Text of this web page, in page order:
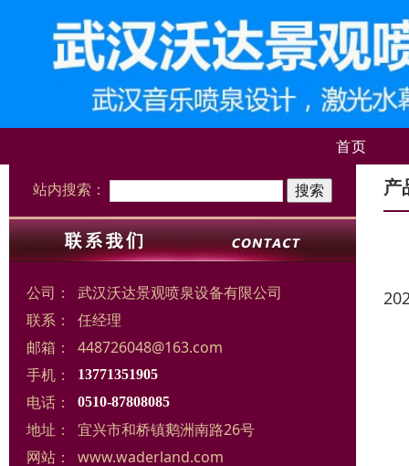
首页
站内搜索：
公司：
武汉沃达景观喷泉设备有限公司
联系：
任经理
邮箱：
448726048@163.com
手机：
13771351905
电话： 0510-87808085
地址：
宜兴市和桥镇鹅洲南路26号
网站：
www.waderland.com
产